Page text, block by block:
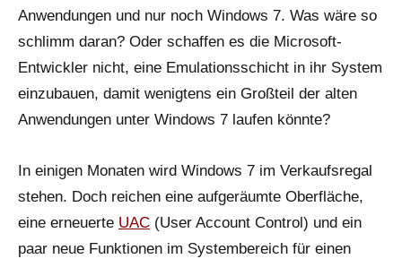
Anwendungen und nur noch Windows 7. Was wäre so
schlimm daran? Oder schaffen es die Microsoft-
Entwickler nicht, eine Emulationsschicht in ihr System
einzubauen, damit wenigtens ein Großteil der alten
Anwendungen unter Windows 7 laufen könnte?
In einigen Monaten wird Windows 7 im Verkaufsregal
stehen. Doch reichen eine aufgeräumte Oberfläche,
eine erneuerte UAC (User Account Control) und ein
paar neue Funktionen im Systembereich für einen